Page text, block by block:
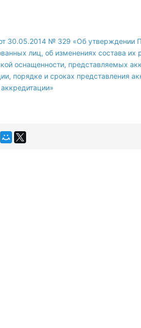
30.05.2014 № 329 «Об утверждении
лиц, об изменениях состава их
оснащенности, представляемых
порядке и сроках представления